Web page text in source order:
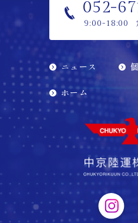
052-
9:00-18:00
ニュース
ホーム